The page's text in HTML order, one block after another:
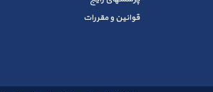
قوانین و مقررات